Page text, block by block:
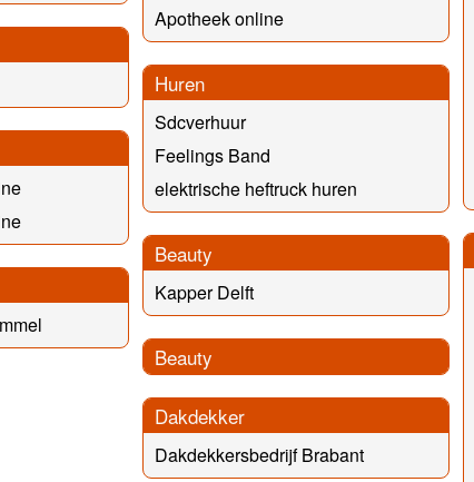
Apotheek online
Huren
Sdcverhuur
Feelings Band
elektrische heftruck huren
Beauty
Kapper Delft
Beauty
Dakdekker
Dakdekkersbedrijf Brabant